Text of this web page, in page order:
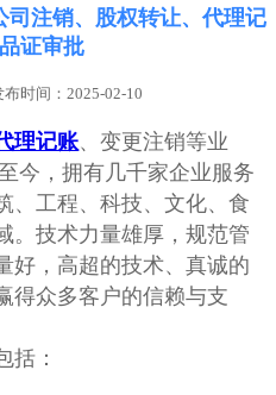
注销、股权转让、代理记
证审批
布时间：2025-02-10
理记账、变更注销等业
今，拥有几千家企业服务
、工程、科技、文化、食
。技术力量雄厚，规范管
好，高超的技术、真诚的
得众多客户的信赖与支
括：